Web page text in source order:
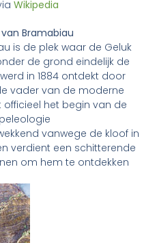
Wikipedia
Bramabiau
is de plek waar de Geluk
de grond eindelijk de
in 1884 ontdekt door
vader van de moderne
het begin van de
vanwege de kloof in
verdient een schitterende
om hem te ontdekken